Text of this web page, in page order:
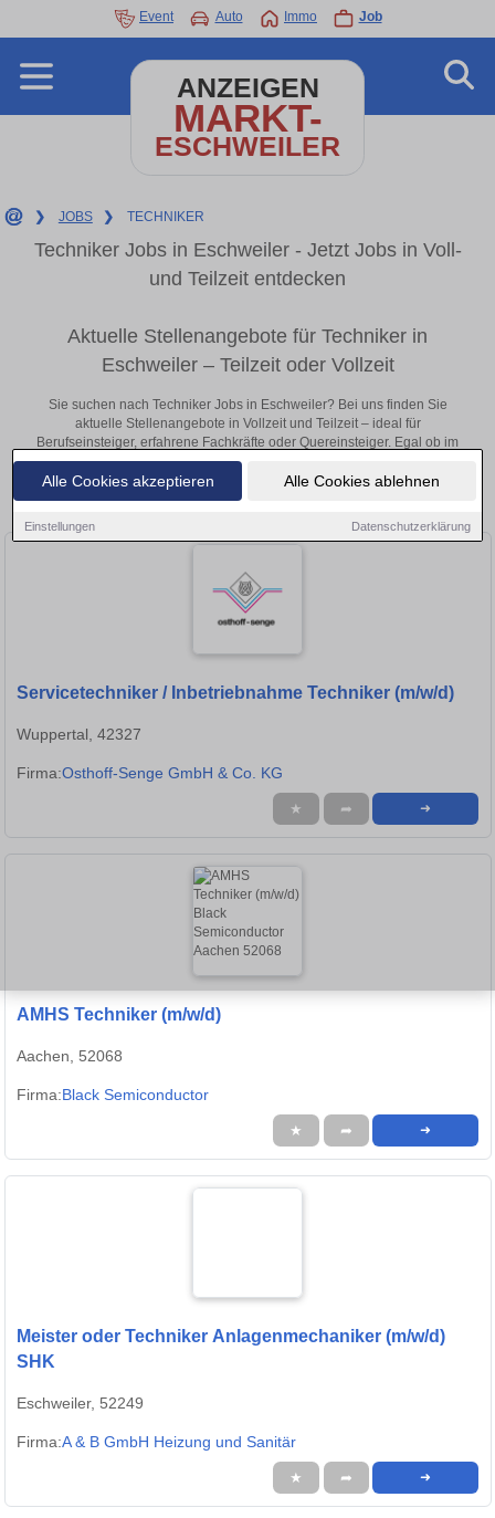
Alle Cookies akzeptieren Alle Cookies ablehnen
Einstellungen Datenschutzerklärung
Event Auto Immo Job
ANZEIGEN
MARKT-
ESCHWEILER
❯ JOBS ❯ TECHNIKER
Techniker Jobs in Eschweiler - Jetzt Jobs in Voll-
und Teilzeit entdecken
Aktuelle Stellenangebote für Techniker in
Eschweiler – Teilzeit oder Vollzeit
Sie suchen nach Techniker Jobs in Eschweiler? Bei uns finden Sie
aktuelle Stellenangebote in Vollzeit und Teilzeit – ideal für
Berufseinsteiger, erfahrene Fachkräfte oder Quereinsteiger. Egal ob im
Büro, vor Ort oder remote: Entdecken Sie jetzt neue Chancen in Ihrer
Region und bewerben Sie sich direkt auf passende Techniker-Stellen in
Eschweiler!
Servicetechniker / Inbetriebnahme Techniker (m/w/d)
Wuppertal, 42327
Firma:Osthoff-Senge GmbH & Co. KG
★ ➦ ➜
AMHS Techniker (m/w/d)
Aachen, 52068
Firma:Black Semiconductor
★ ➦ ➜
Meister oder Techniker Anlagenmechaniker (m/w/d)
SHK
Eschweiler, 52249
Firma:A & B GmbH Heizung und Sanitär
★ ➦ ➜